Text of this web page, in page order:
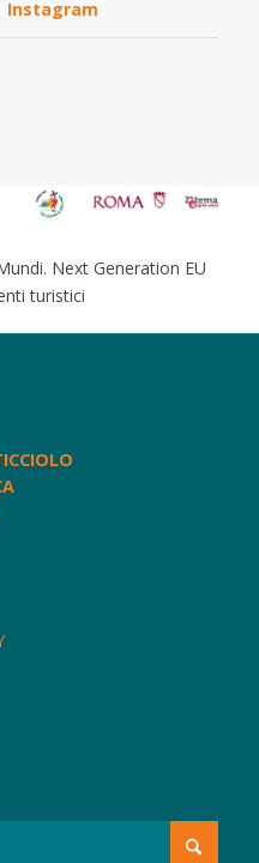
Instagram
Next Generation EU
turistici